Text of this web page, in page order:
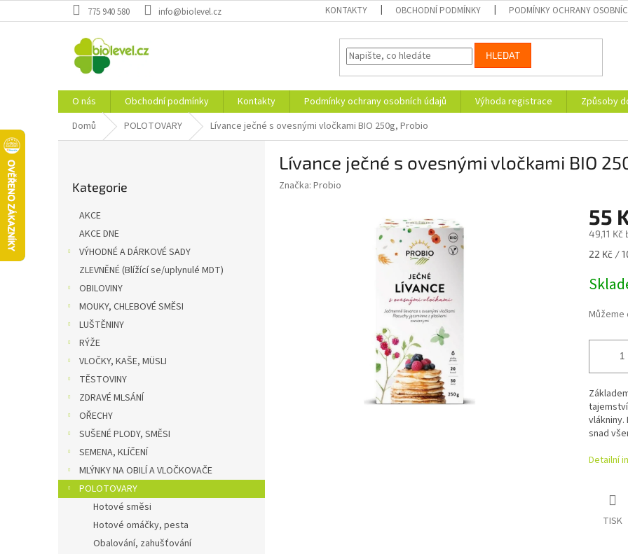
na
775 940 580 info@biolevel.cz KONTAKTY OBCHODNÍ PODMÍNKY PODMÍNKY OCHRANY
HLEDAT
O nás Obchodní podmínky Kontakty Podmínky ochrany osobních údajů Výhoda registrace
Způsoby
Domů
POLOTOVARY Lívance ječné s ovesnými vločkami BIO 250g, Probio
kategorie
Kategorie
AKCE
AKCE DNE
VÝHODNÉ A DÁRKOVÉ SADY
ZLEVNĚNÉ (Blížící se/uplynulé MDT)
OBILOVINY
MOUKY, CHLEBOVÉ SMĚSI
LUŠTĚNINY
RÝŽE
VLOČKY, KAŠE, MÜSLI
TĚSTOVINY
ZDRAVÉ MLSÁNÍ
OŘECHY
SUŠENÉ PLODY, SMĚSI
SEMENA, KLÍČENÍ
MLÝNKY NA OBILÍ A VLOČKOVAČE
POLOTOVARY
Hotové směsi
Hotové omáčky, pesta
Obalování, zahušťování
Lívance ječné s ovesnými vločkami BIO
Značka: Probio
55
49,11 Kč
Měrná
22 Kč /
Můžeme
snad
Detailní
TISK